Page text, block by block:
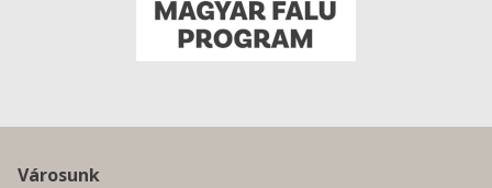
Városunk